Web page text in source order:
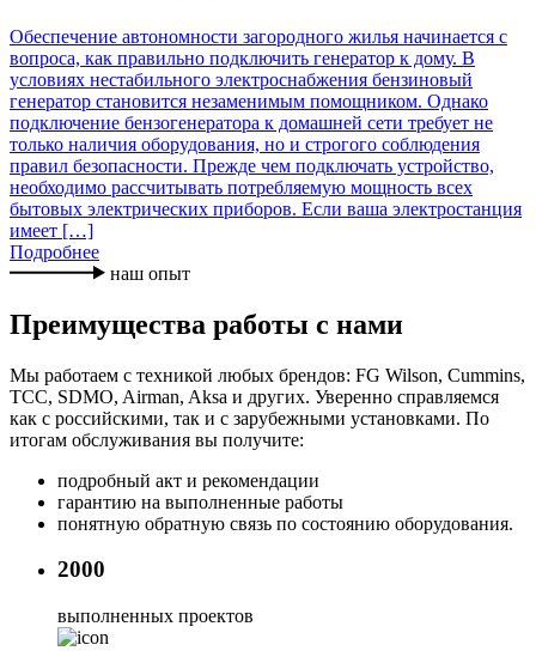
Обеспечение автономности загородного жилья начинается с
вопроса, как правильно подключить генератор к дому. В
условиях нестабильного электроснабжения бензиновый
генератор становится незаменимым помощником. Однако
подключение бензогенератора к домашней сети требует не
только наличия оборудования, но и строгого соблюдения
правил безопасности. Прежде чем подключать устройство,
необходимо рассчитывать потребляемую мощность всех
бытовых электрических приборов. Если ваша электростанция
имеет […]
Подробнее
наш опыт
Преимущества работы с нами
Мы работаем с техникой любых брендов: FG Wilson, Cummins,
TCC, SDMO, Airman, Aksa и других. Уверенно справляемся
как с российскими, так и с зарубежными установками. По
итогам обслуживания вы получите:
подробный акт и рекомендации
гарантию на выполненные работы
понятную обратную связь по состоянию оборудования.
2000
выполненных проектов